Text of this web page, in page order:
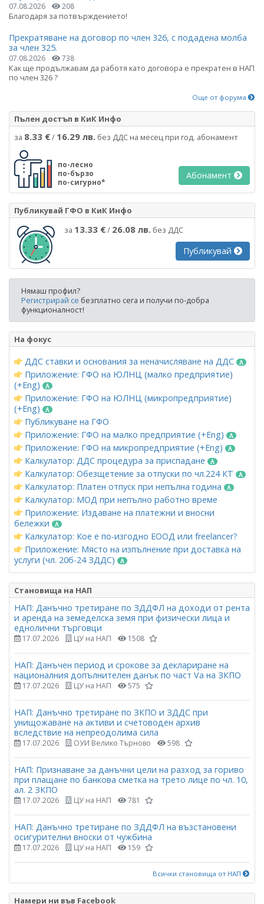
07.08.2026 208
Благодаря за потвърждението!
Прекратяване на договор по член 326, с подадена молба
за член 325.
07.08.2026 738
Как ще продължавам да работя като договора е прекратен в НАП
по член 326 ?
Още от форума
Пълен достъп в КиК Инфо
за 8.33 €/ 16.29 лв. без ДДС на месец при год. абонамент
по-лесно
по-бързо
по-сигурно*
Абонамент
Публикувай ГФО в КиК Инфо
за 13.33 €/ 26.08 лв. без ДДС
Публикувай
Нямаш профил?
Регистрирай се безплатно сега и получи по-добра
функционалност!
На фокус
ДДС ставки и основания за неначисляване на ДДС
Приложение: ГФО на ЮЛНЦ (малко предприятие)
(+Eng)
Приложение: ГФО на ЮЛНЦ (микропредприятие)
(+Eng)
Публикуване на ГФО
Приложение: ГФО на малко предприятие (+Eng)
Приложение: ГФО на микропредприятие (+Eng)
Калкулатор: ДДС процедура за приспадане
Калкулатор: Обезщетение за отпуски по чл.224 КТ
Калкулатор: Платен отпуск при непълна година
Калкулатор: МОД при непълно работно време
Приложение: Издаване на платежни и вносни
бележки
Калкулатор: Кое е по-изгодно ЕООД или freelancer?
Приложение: Място на изпълнение при доставка на
услуги (чл. 20б-24 ЗДДС)
Становища на НАП
НАП: Данъчно третиране по ЗДДФЛ на доходи от рента
и аренда на земеделска земя при физически лица и
еднолични търговци
17.07.2026 ЦУ на НАП 1508
НАП: Данъчен период и срокове за деклариране на
националния допълнителен данък по част Vа на ЗКПО
17.07.2026 ЦУ на НАП 575
НАП: Данъчно третиране по ЗКПО и ЗДДС при
унищожаване на активи и счетоводен архив
вследствие на непреодолима сила
17.07.2026 ОУИ Велико Търново 598
НАП: Признаване за данъчни цели на разход за гориво
при плащане по банкова сметка на трето лице по чл. 10,
ал. 2 ЗКПО
17.07.2026 ЦУ на НАП 781
НАП: Данъчно третиране по ЗДДФЛ на възстановени
осигурителни вноски от чужбина
17.07.2026 ЦУ на НАП 159
Всички становища от НАП
Намери ни във Facebook